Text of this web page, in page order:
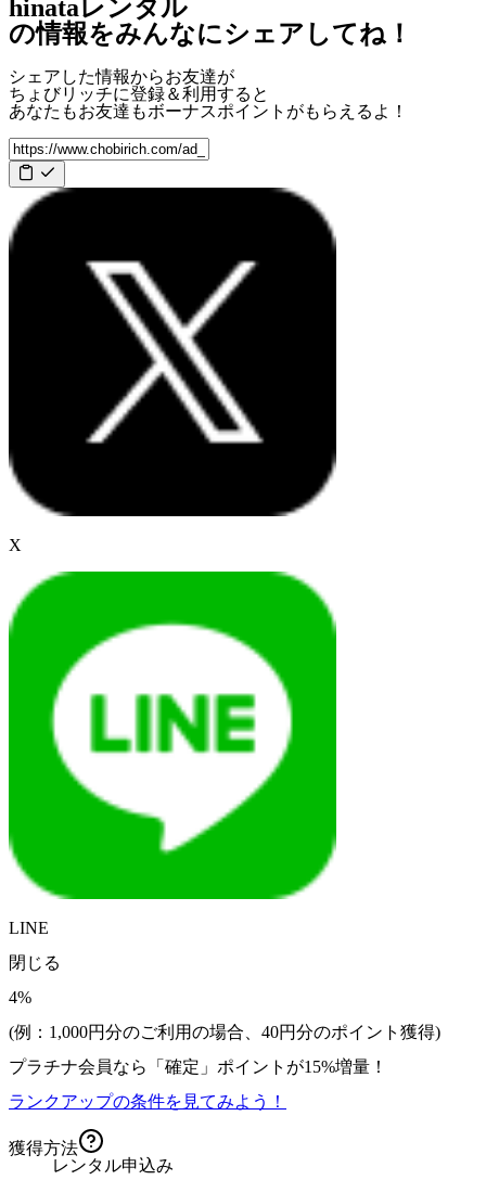
hinataレンタル
の情報をみんなにシェアしてね！
シェアした情報からお友達が
ちょびリッチに登録＆利用すると
あなたもお友達もボーナスポイント がもらえるよ！
X
LINE
閉じる
4%
(例：1,000円分のご利用の場合、 40円分のポイント獲得)
プラチナ会員なら
「確定」 ポイントが15%増量！
ランクアップの条件を見てみよう！
獲得方法
レンタル申込み